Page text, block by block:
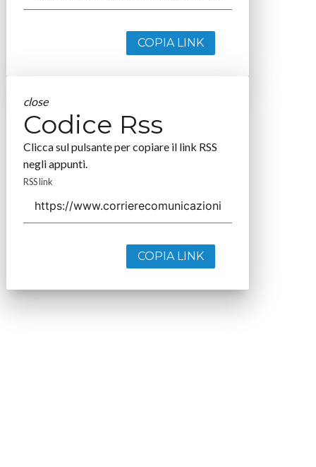
COPIA LINK
close
Codice Rss
Clicca sul pulsante per copiare il link RSS
negli appunti.
RSS link
COPIA LINK